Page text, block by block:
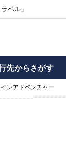
ベル」
先からさがす
ンアドベンチャー